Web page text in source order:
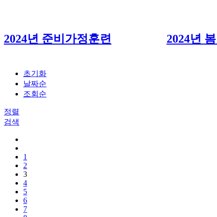
2024년 준비가정훈련 2024년
초기화
날짜순
조회순
정렬
검색
1
2
3
4
5
6
7